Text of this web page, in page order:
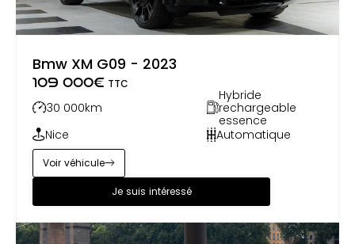
Bmw XM G09 - 2023
109 000€ TTC
30 000km
Hybride
rechargeable
essence
Nice
Automatique
Je suis intéressé
Voir véhicule